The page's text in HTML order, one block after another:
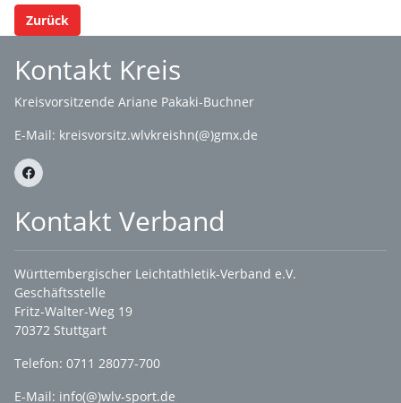
Zurück
Kontakt Kreis
Kreisvorsitzende Ariane Pakaki-Buchner
E-Mail: kreisvorsitz.wlvkreishn(@)gmx.de
Kontakt Verband
Württembergischer Leichtathletik-Verband e.V.
Geschäftsstelle
Fritz-Walter-Weg 19
70372 Stuttgart
Telefon: 0711 28077-700
E-Mail: info(@)wlv-sport.de